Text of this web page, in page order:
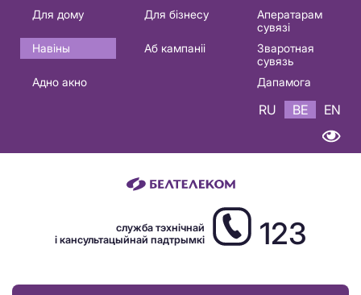
Основная
навигация
BE
Для дому Для бізнесу
Аператарам
сувязі
Навіны
Аб кампаніі
Зваротная
сувязь
Адно акно
Дапамога
RU BE EN
служба тэхнічнай
і кансультацыйнай падтрымкі
123